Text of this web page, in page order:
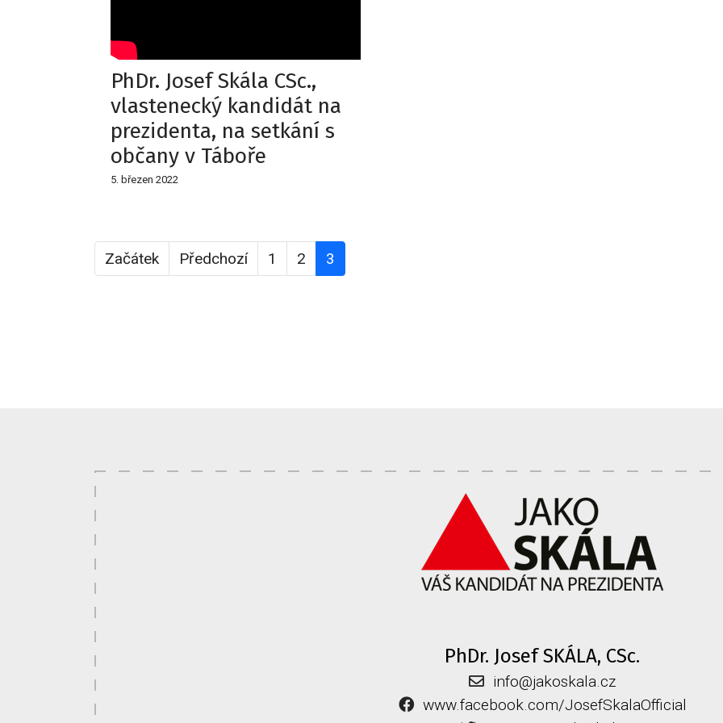
PhDr. Josef Skála CSc.,
vlastenecký kandidát na
prezidenta, na setkání s
občany v Táboře
5. březen 2022
Začátek Předchozí 1 2 3
PhDr. Josef SKÁLA, CSc.
info@jakoskala.cz
www.facebook.com/JosefSkalaOfficial